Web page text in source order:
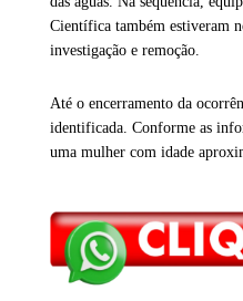
Científica também estiveram
investigação e remoção.
Até o encerramento da
identificada. Conforme as
uma mulher com idade